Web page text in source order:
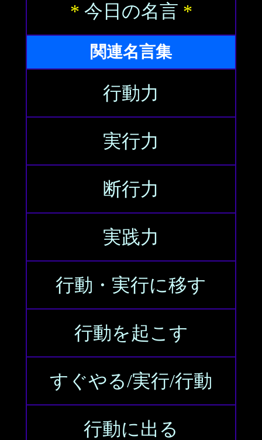
* 今日の名言 *
関連名言集
行動力
実行力
断行力
実践力
行動・実行に移す
行動を起こす
すぐやる/実行/行動
行動に出る